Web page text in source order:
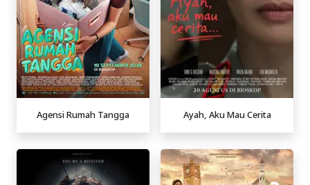
Agensi Rumah Tangga Ayah, Aku Mau Cerita